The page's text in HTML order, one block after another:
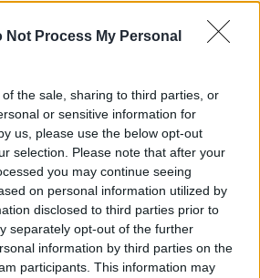
Not Process My Personal
the sale, sharing to third parties, or
or sensitive information for
us, please use the below opt-out
selection. Please note that after your
you may continue seeing
on personal information utilized by
disclosed to third parties prior to
separately opt-out of the further
information by third parties on the
participants. This information may
l'accesso andando nella
dal menù del sito o